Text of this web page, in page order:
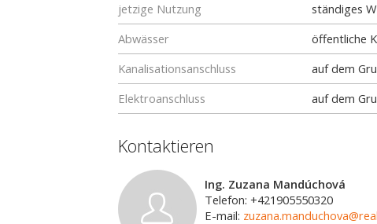
jetzige Nutzung
ständiges
Abwässer
öffentliche
Kanalisationsanschluss
auf dem
Elektroanschluss
auf dem
Kontaktieren
Ing. Zuzana Mandúchová
Telefon: +421905550320
E-mail: